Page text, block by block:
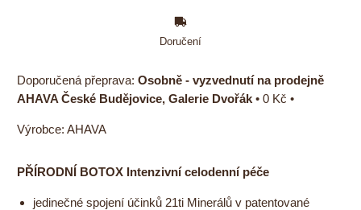
Doručení
Osobně - vyzvednutí na prodejně
AHAVA České Budějovice, Galerie Dvořák • 0 Kč •
Výrobce: AHAVA
PŘÍRODNÍ BOTOX Intenzivní celodenní péče
jedinečné spojení účinků 21ti Minerálů v patentované